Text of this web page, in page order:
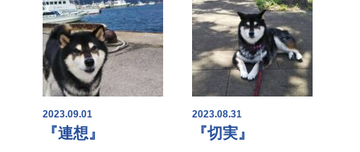
2023.09.01
『連想』
2023.08.31
『切実』